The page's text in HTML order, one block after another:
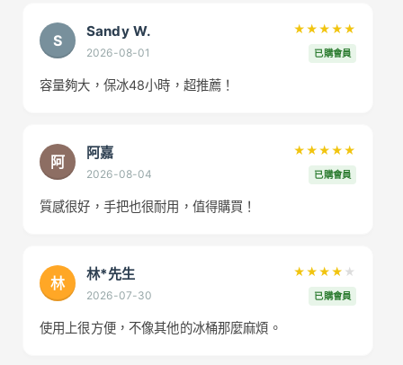
S
Sandy W.
2026-08-01
★★★★★
已購會員
容量夠大，保冰48小時，超推薦！
阿
阿嘉
2026-08-04
★★★★★
已購會員
質感很好，手把也很耐用，值得購買！
林
林*先生
2026-07-30
★★★★ ★
已購會員
使用上很方便，不像其他的冰桶那麼麻煩。